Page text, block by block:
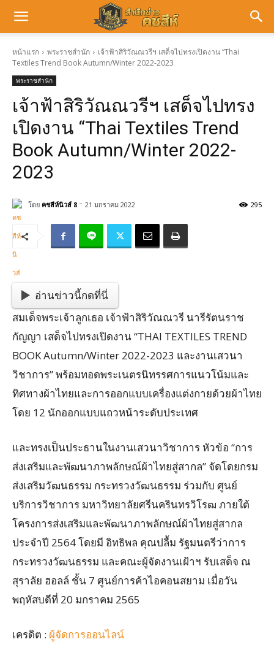
หน้าแรก พระราชสำนัก
เจ้าฟ้าสิริวัณณวรีฯ เสด็จไปทรงเปิดงาน “Thai
Textiles Trend Book Autumn/Winter 2022-2023
พระราชสำนัก
เจ้าฟ้าสิริวัณณวรีฯ เสด็จไปทรง
เปิดงาน “Thai Textiles Trend
Book Autumn/Winter 2022-
2023
295
โดย คชสีห์นิวส์ 8 - 21 มกราคม 2022
อ่านข่าวนี้กดที่นี่
สมเด็จพระเจ้าลูกเธอ เจ้าฟ้าสิริวัณณวรี นารีรัตนราช
กัญญา เสด็จไปทรงเปิดงาน “THAI TEXTILES TREND
BOOK Autumn/Winter 2022-2023 และงานเสวนา
วิชาการ” พร้อมทอดพระเนตรนิทรรศการแนวโน้มและ
ทิศทางผ้าไทยและการออกแบบเครื่องแต่งกายด้วยผ้าไทย
โดย 12 นักออกแบบแถวหน้าระดับประเทศ
และทรงเป็นประธานในงานเสวนาวิชาการ หัวข้อ “การ
ส่งเสริมและพัฒนาภาพลักษณ์ผ้าไทยสู่สากล” จัดโดยกรม
ส่งเสริมวัฒนธรรม กระทรวงวัฒนธรรม ร่วมกับ ศูนย์
บริการวิชาการ มหาวิทยาลัยศรีนครินทรวิโรฒ ภายใต้
โครงการส่งเสริมและพัฒนาภาพลักษณ์ผ้าไทยสู่สากล
ประจำปี 2564 โดยมี อิทธิพล คุณปลื้ม รัฐมนตรีว่าการ
กระทรวงวัฒนธรรม และคณะผู้จัดงานเฝ้าฯ รับเสด็จ ณ
สุราลัย ฮอลล์ ชั้น 7 ศูนย์การค้าไอคอนสยาม เมื่อวัน
พฤหัสบดีที่ 20 มกราคม 2565
เครดิต : ผู้จัดการออนไลน์